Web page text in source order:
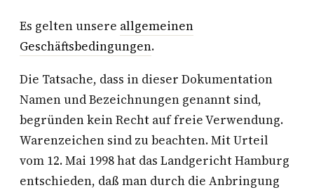
Es gelten unsere allgemeinen
Geschäftsbedingungen.
Die Tatsache, dass in dieser Dokumentation
Namen und Bezeichnungen genannt sind,
begründen kein Recht auf freie Verwendung.
Warenzeichen sind zu beachten. Mit Urteil
vom 12. Mai 1998 hat das Landgericht Hamburg
entschieden, daß man durch die Anbringung